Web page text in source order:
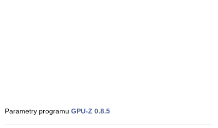
Parametry programu GPU-Z 0.8.5